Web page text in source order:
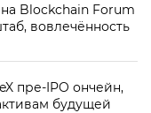
Blockchain Forum
вовлечённость
пре-IPO ончейн,
будущей